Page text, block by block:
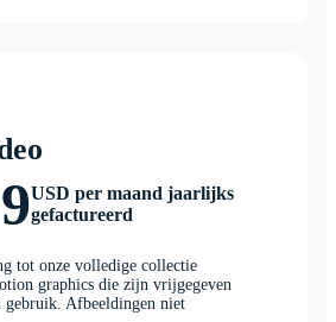
USD per maand jaarlijks
gefactureerd
tot onze volledige collectie
graphics die zijn vrijgegeven
gebruik. Afbeeldingen niet